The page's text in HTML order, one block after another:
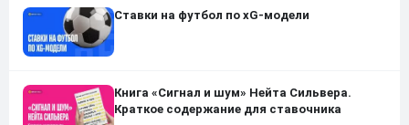
Ставки на футбол по xG-модели
Книга «Сигнал и шум» Нейта Сильвера.
Краткое содержание для ставочника